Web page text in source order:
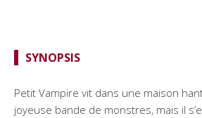
SYNOPSIS
Petit Vampire vit dans une maison
joyeuse bande de monstres, mais il